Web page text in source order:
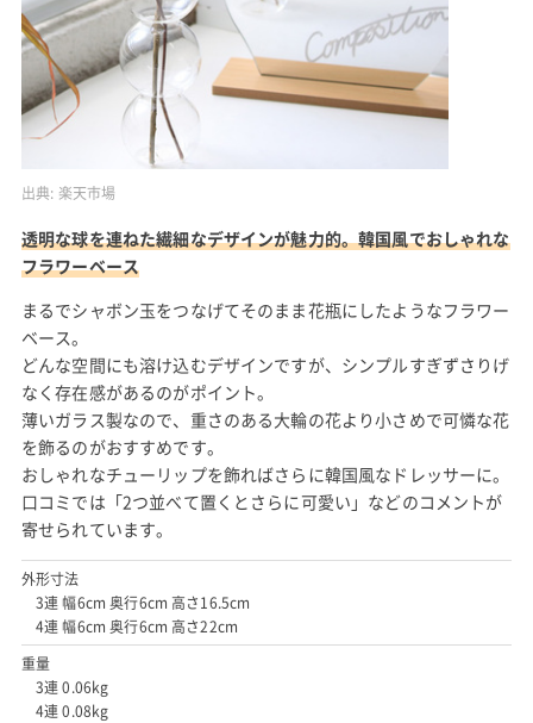
出典: 楽天市場
透明な球を連ねた繊細なデザインが魅力的。韓国風でおしゃれな
フラワーベース
まるでシャボン玉をつなげてそのまま花瓶にしたようなフラワー
ベース。
どんな空間にも溶け込むデザインですが、シンプルすぎずさりげ
なく存在感があるのがポイント。
薄いガラス製なので、重さのある大輪の花より小さめで可憐な花
を飾るのがおすすめです。
おしゃれなチューリップを飾ればさらに韓国風なドレッサーに。
口コミでは「2つ並べて置くとさらに可愛い」などのコメントが
寄せられています。
外形寸法
3連 幅6cm 奥行6cm 高さ16.5cm
4連 幅6cm 奥行6cm 高さ22cm
重量
3連 0.06kg
4連 0.08kg